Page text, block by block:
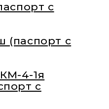
с
(паспорт с
4-1я
с